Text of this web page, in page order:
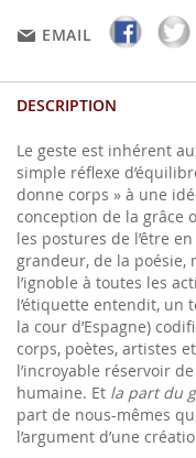
EMAIL
DESCRIPTION
Le geste est inhérent
simple réflexe
donne corps » à une
conception de la grâce
les postures de l’être
grandeur, de la poésie,
l’ignoble à toutes les
l’étiquette entendit, un
la cour d’Espagne)
corps, poètes, artistes
l’incroyable réservoir
humaine. Et la part du
part de nous-mêmes
l’argument d’une